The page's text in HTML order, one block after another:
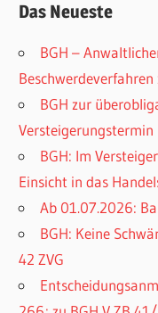
Das Neueste
BGH –
Beschwerdeverfahren
BGH zur
Versteigerungstermin
BGH: Im
Einsicht in das
Ab 01.07.2026:
BGH: Keine
42 ZVG